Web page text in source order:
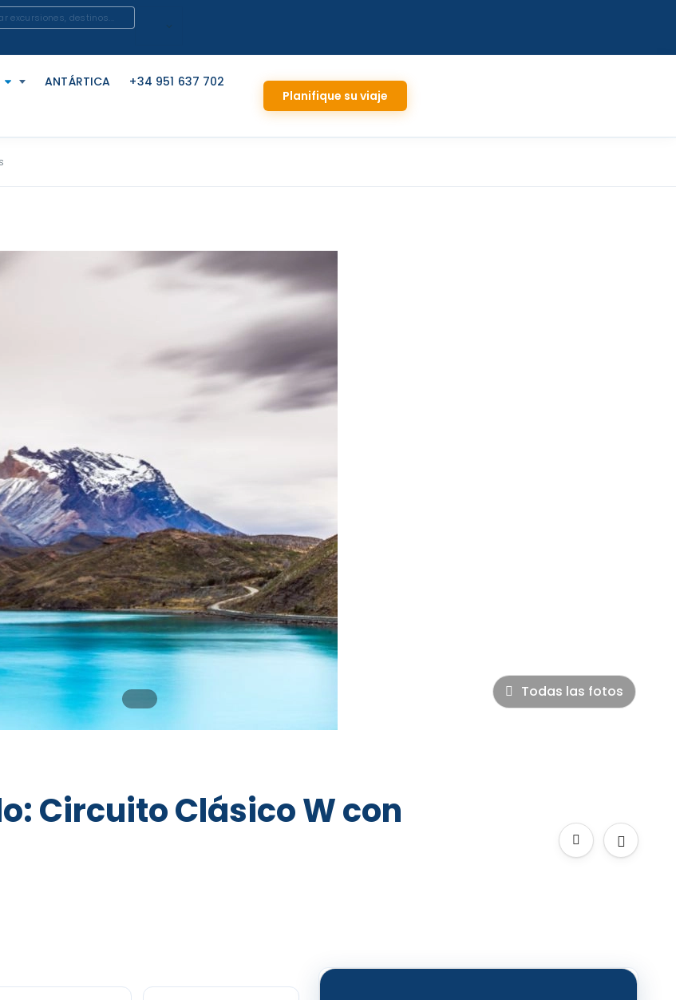
ANTÁRTICA
+34 951 637 702
Planifique su viaje
Todas las fotos
Circuito Clásico W con